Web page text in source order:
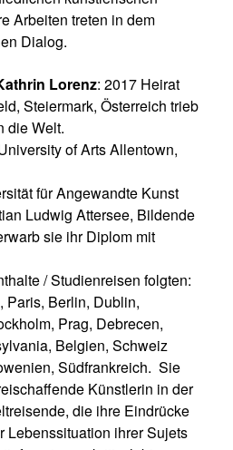
Arbeiten treten in dem
Dialog.
Lorenz: 2017 Heirat
Steiermark, Österreich trieb
die Welt.
of Arts Allentown,
für Angewandte Kunst
Ludwig Attersee, Bildende
sie ihr Diplom mit
/ Studienreisen folgten:
Paris, Berlin, Dublin,
Prag, Debrecen,
Belgien, Schweiz
Südfrankreich. Sie
Künstlerin in der
die ihre Eindrücke
Lebenssituation ihrer Sujets